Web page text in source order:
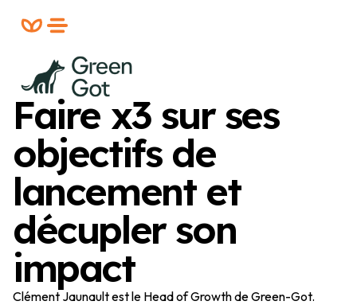
PLANIFIER UN RDV
Faire x3 sur ses
objectifs de
lancement et
décupler son
impact
Clément Jaunault est le Head of Growth de Green-Got.